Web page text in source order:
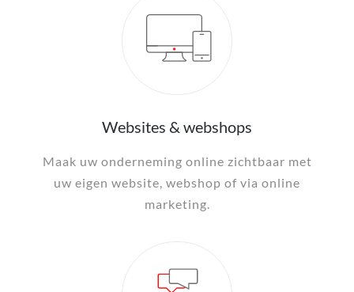
Websites & webshops
Maak uw onderneming online zichtbaar met
uw eigen website, webshop of via online
marketing.